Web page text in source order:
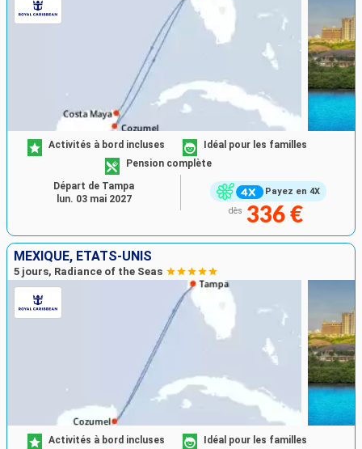
Payez en 4X
Activités à bord incluses
Idéal pour les familles
Pension complète
dès 336 €
Départ de Tampa
lun. 03 mai 2027
MEXIQUE, ÉTATS-UNIS
5 jours, Radiance of the Seas
Activités à bord incluses
Idéal pour les familles